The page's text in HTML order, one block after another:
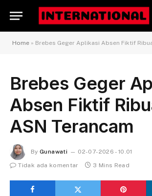
Home » Brebes Geger Aplikasi Absen Fiktif
Brebes Geger
Absen Fiktif
ASN Terancam
By Gunawati
02-07-2026 - 10.01
Tidak ada komentar
3 Mins Read